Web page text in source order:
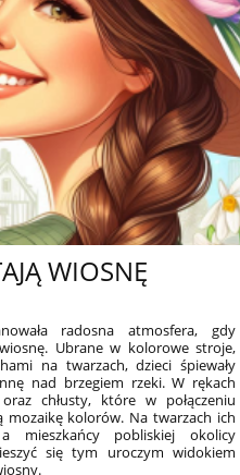
WIOSNĘ
radosna atmosfera, gdy
Ubrane w kolorowe stroje,
na twarzach, dzieci śpiewały
nad brzegiem rzeki. W rękach
chłusty, które w połączeniu
kolorów. Na twarzach ich
mieszkańcy pobliskiej okolicy
się tym uroczym widokiem